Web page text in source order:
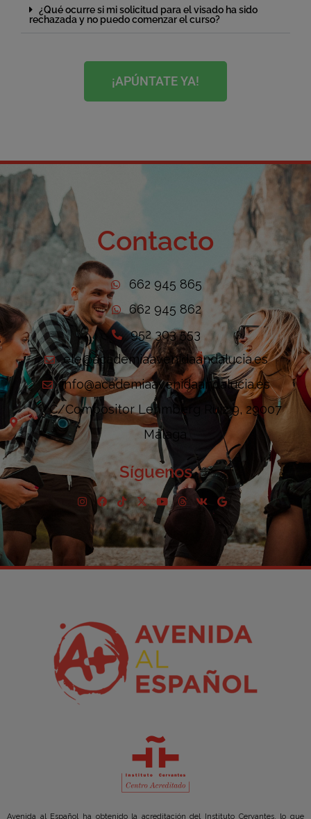
¿Qué ocurre si mi solicitud para el visado ha sido
rechazada y no puedo comenzar el curso?
¡APÚNTATE YA!
Contacto
662 945 865
662 945 862
952 303 553
ele@academiaavenidaandalucia.es
info@academiaavenidaandalucia.es
C/Compositor Lehmberg Ruiz 9, 29007
Málaga
Síguenos
Avenida al Español ha obtenido la acreditación del Instituto Cervantes, lo que